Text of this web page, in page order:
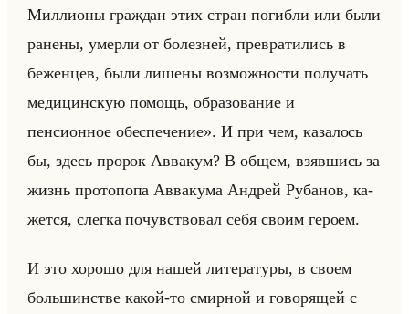
Миллионы граждан этих стран погибли или были
ранены, умерли от болезней, превратились в
беженцев, были лишены возможности получать
медицинскую помощь, образование и
пенсионное обеспечение». И при чем, ка­за­лось
бы, здесь про­рок Ав­ва­кум? В общем, взяв­шись за
жизнь про­то­по­па Ав­ва­ку­ма Ан­дрей Ру­ба­нов, ка­
жет­ся, слег­ка по­чув­ство­вал себя своим ге­ро­ем.
И это хо­ро­шо для нашей ли­те­ра­ту­ры, в своем
большин­стве какой-то смир­ной и го­во­ря­щей с